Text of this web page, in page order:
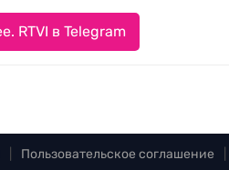
RTVI в Telegram
Пользовательское соглашение